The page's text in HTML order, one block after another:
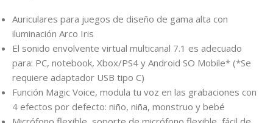
Auriculares para juegos de diseño de gama alta con
iluminación Arco Iris
El sonido envolvente virtual multicanal 7.1 es adecuado
para: PC, notebook, Xbox/PS4 y Android SO Mobile* (*Se
requiere adaptador USB tipo C)
Función Magic Voice, modula tu voz en las grabaciones con
4 efectos por defecto: niño, niña, monstruo y bebé